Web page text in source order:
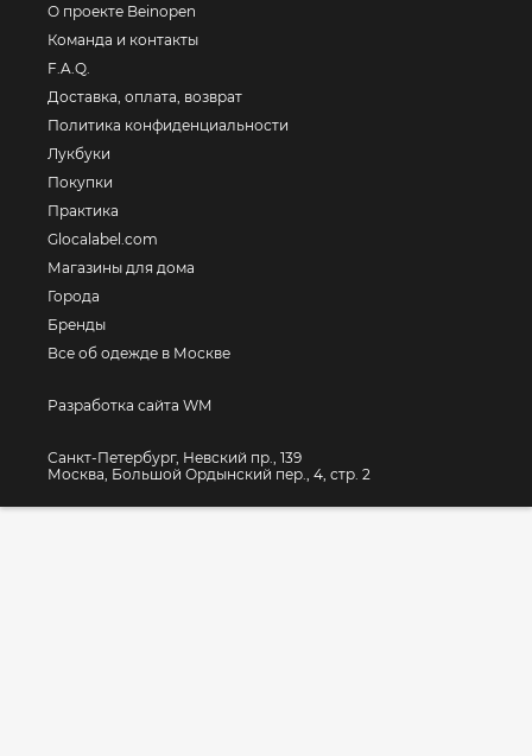
О проекте Beinopen
Команда и контакты
F.A.Q.
Доставка, оплата, возврат
Политика конфиденциальности
Лукбуки
Покупки
Практика
Glocalabel.com
Магазины для дома
Города
Бренды
Все об одежде в Москве
Разработка сайта WM
Санкт-Петербург, Невский пр., 139
Москва, Большой Ордынский пер., 4, стр. 2